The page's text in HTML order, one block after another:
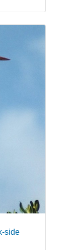
side